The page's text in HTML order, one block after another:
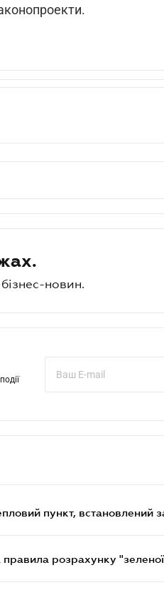
новин.
пункт, встановлений
розрахунку